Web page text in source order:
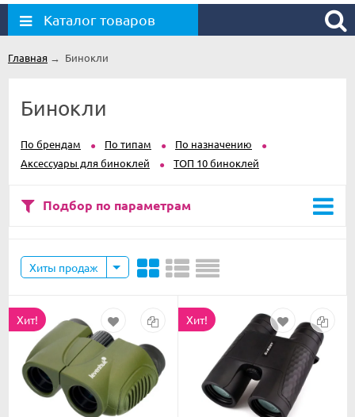
Каталог товаров
Главная → Бинокли
Бинокли
По брендам По типам
По назначению
Аксессуары для биноклей
ТОП 10 биноклей
Подбор по параметрам
Хиты продаж
Хит! Хит!